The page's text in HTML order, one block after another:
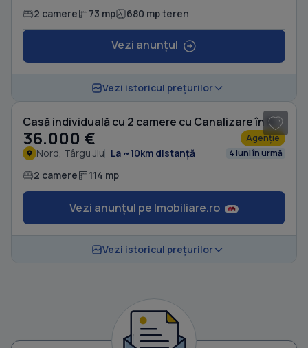
2 camere 73 mp 680 mp teren
Vezi anunțul
Vezi istoricul prețurilor
Casă individuală cu 2 camere cu Canalizare în Nord
36.000 € Agenție
Nord, Târgu Jiu La ~10km distanță 4 luni în urmă
2 camere 114 mp
Vezi anunțul pe Imobiliare.ro
Vezi istoricul prețurilor